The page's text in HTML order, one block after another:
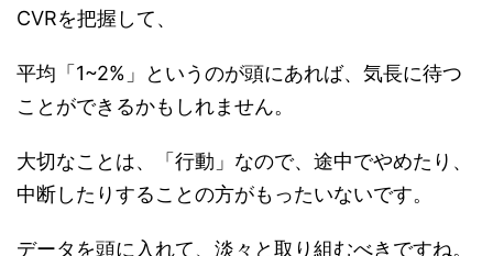
CVRを把握して、
平均「1~2%」というのが頭にあれば、気長に待つ
ことができるかもしれません。
大切なことは、「行動」なので、途中でやめたり、
中断したりすることの方がもったいないです。
データを頭に入れて、淡々と取り組むべきですね。